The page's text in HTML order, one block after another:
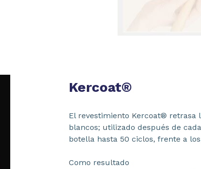
Kercoat®
El revestimiento Kercoat® retrasa
blancos; utilizado después de
botella hasta 50 ciclos, frente a
Como resultado